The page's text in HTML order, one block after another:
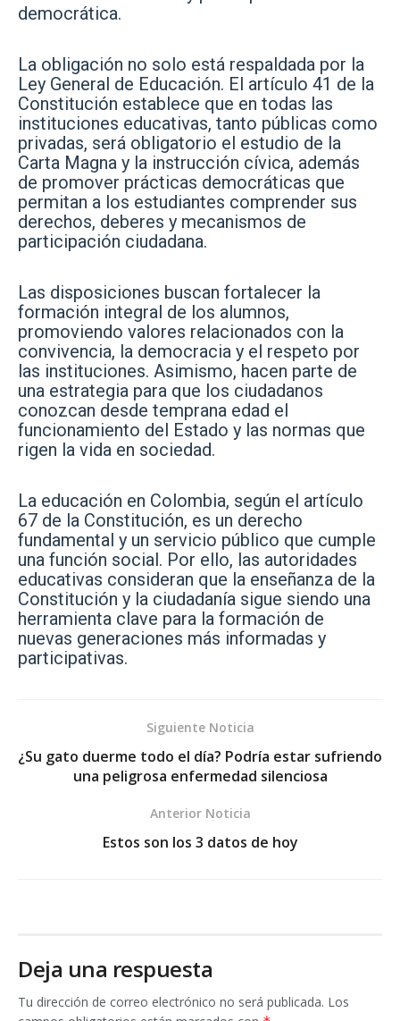
democrática.
La obligación no solo está respaldada por la
Ley General de Educación. El artículo 41 de la
Constitución establece que en todas las
instituciones educativas, tanto públicas como
privadas, será obligatorio el estudio de la
Carta Magna y la instrucción cívica, además
de promover prácticas democráticas que
permitan a los estudiantes comprender sus
derechos, deberes y mecanismos de
participación ciudadana.
Las disposiciones buscan fortalecer la
formación integral de los alumnos,
promoviendo valores relacionados con la
convivencia, la democracia y el respeto por
las instituciones. Asimismo, hacen parte de
una estrategia para que los ciudadanos
conozcan desde temprana edad el
funcionamiento del Estado y las normas que
rigen la vida en sociedad.
La educación en Colombia, según el artículo
67 de la Constitución, es un derecho
fundamental y un servicio público que cumple
una función social. Por ello, las autoridades
educativas consideran que la enseñanza de la
Constitución y la ciudadanía sigue siendo una
herramienta clave para la formación de
nuevas generaciones más informadas y
participativas.
Siguiente Noticia
¿Su gato duerme todo el día? Podría estar sufriendo
una peligrosa enfermedad silenciosa
Anterior Noticia
Estos son los 3 datos de hoy
Deja una respuesta
Tu dirección de correo electrónico no será publicada. Los